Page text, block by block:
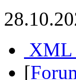
XML
[